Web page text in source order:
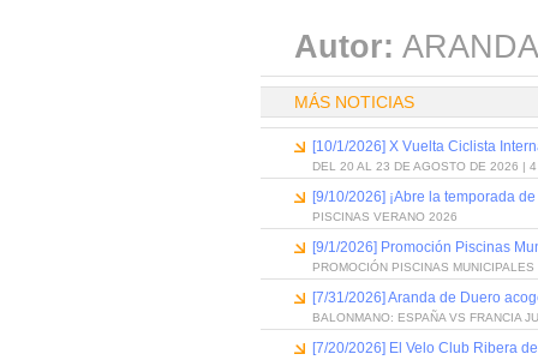
Autor:
MÁS NOTICIAS
[10/1/2026] X Vuelta Ciclista
DEL 20 AL 23 DE AGOSTO DE 2026 | 4
[9/10/2026] ¡Abre la temporada
PISCINAS VERANO 2026
[9/1/2026] Promoción Piscinas
PROMOCIÓN PISCINAS
[7/31/2026] Aranda de Duero
BALONMANO: ESPAÑA VS FRANCIA
[7/20/2026] El Velo Club Ribera